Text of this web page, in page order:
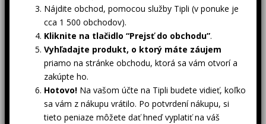
Nájdite obchod, pomocou služby Tipli (v ponuke je
cca 1 500 obchodov).
Kliknite na tlačidlo “Prejsť do obchodu”.
Vyhľadajte produkt, o ktorý máte záujem
priamo na stránke obchodu, ktorá sa vám otvorí a
zakúpte ho.
Hotovo! Na vašom účte na Tipli budete vidieť, koľko
sa vám z nákupu vrátilo. Po potvrdení nákupu, si
tieto peniaze môžete dať hneď vyplatiť na váš